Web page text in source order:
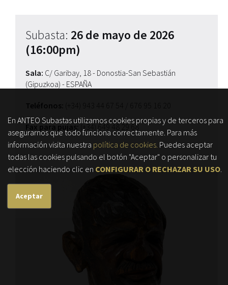
Subasta: 26 de mayo de 2026
(16:00pm)
Sala: C/ Garibay, 18 - Donostia-San Sebastián
(Gipuzkoa) - ESPAÑA
(+34) 649 48 29 68
En ANTEO Subastas utilizamos cookies propias y de terceros para
asegurarnos que todo funciona correctamente. Para más
información visita nuestra política de cookies. Puedes aceptar
todas las cookies pulsando el botón "Aceptar" o personalizar tu
elección haciendo clic en CONFIGURAR O RECHAZAR SU USO.
Aceptar